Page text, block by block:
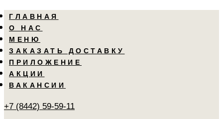
Skip
links
Skip
to
primary
navigation
Skip
to
content
ГЛАВНАЯ
О НАС
МЕНЮ
ЗАКАЗАТЬ ДОСТАВКУ
ПРИЛОЖЕНИЕ
АКЦИИ
ВАКАНСИИ
+7 (8442) 59-59-11